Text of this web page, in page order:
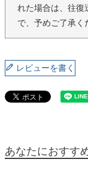
れた場合は、往復
で、予めご了承く
レビューを書く
あなたにおすす